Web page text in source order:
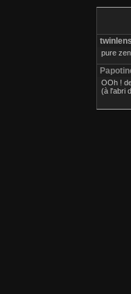
pure zen.
OOh !
(à l'abri